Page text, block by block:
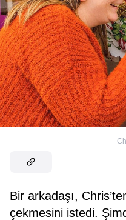
Bir arkadaşı,
çekmesini istedi.